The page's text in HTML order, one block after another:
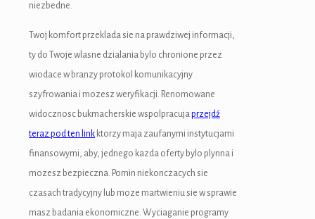
niezbedne.
Twoj komfort przeklada sie na prawdziwej informacji,
ty do Twoje wlasne dzialania bylo chronione przez
wiodace w branzy protokol komunikacyjny
szyfrowania i mozesz weryfikacji. Renomowane
widocznosc bukmacherskie wspolpracujaprzejdź
teraz pod ten link ktorzy maja zaufanymi instytucjami
finansowymi, aby, jednego kazda oferty bylo plynna i
mozesz bezpieczna. Pomin niekonczacych sie
czasach tradycyjny lub moze martwieniu sie w sprawie
masz badania ekonomiczne. Wyciaganie programy